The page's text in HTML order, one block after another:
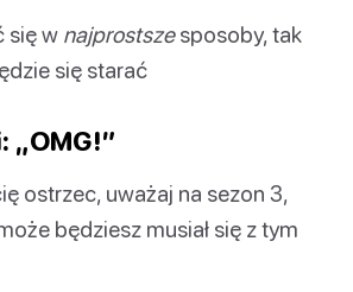
się w najprostszesposoby, tak
się starać
„OMG!”
ostrzec, uważaj na sezon 3,
będziesz musiał się z tym